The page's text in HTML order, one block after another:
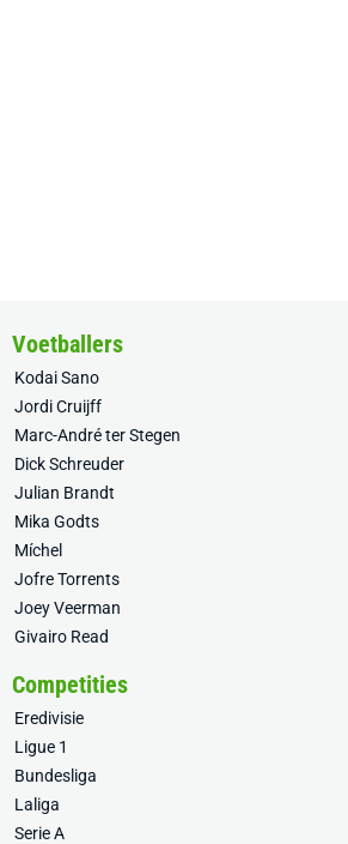
Voetballers
Kodai Sano
Jordi Cruijff
Marc-André ter Stegen
Dick Schreuder
Julian Brandt
Mika Godts
Míchel
Jofre Torrents
Joey Veerman
Givairo Read
Competities
Eredivisie
Ligue 1
Bundesliga
Laliga
Serie A